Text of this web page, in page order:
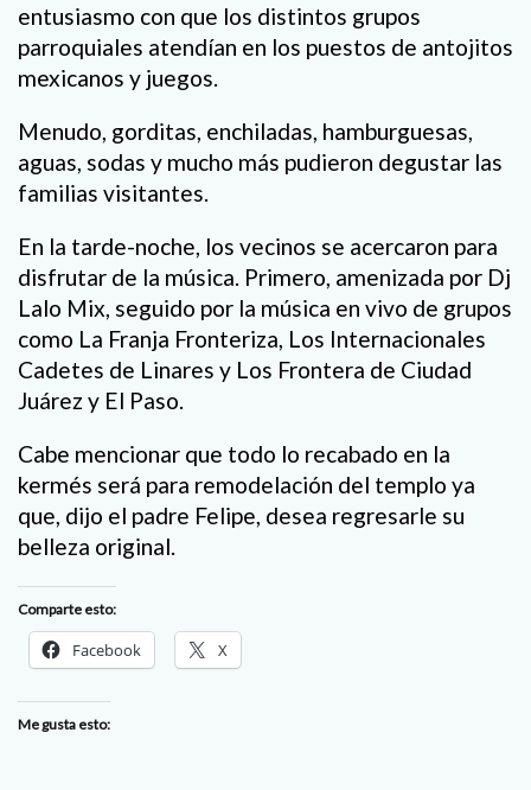
entusiasmo con que los distintos grupos
parroquiales atendían en los puestos de antojitos
mexicanos y juegos.
Menudo, gorditas, enchiladas, hamburguesas,
aguas, sodas y mucho más pudieron degustar las
familias visitantes.
En la tarde-noche, los vecinos se acercaron para
disfrutar de la música. Primero, amenizada por Dj
Lalo Mix, seguido por la música en vivo de grupos
como La Franja Fronteriza, Los Internacionales
Cadetes de Linares y Los Frontera de Ciudad
Juárez y El Paso.
Cabe mencionar que todo lo recabado en la
kermés será para remodelación del templo ya
que, dijo el padre Felipe, desea regresarle su
belleza original.
Comparte esto:
Facebook X
Me gusta esto: